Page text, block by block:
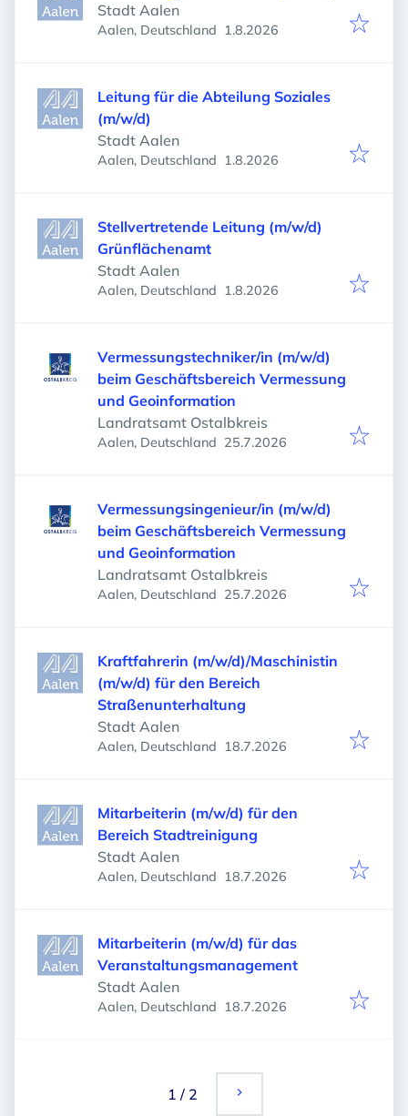
Stadt Aalen
Aalen, Deutschland Veröffentlicht
1.8.2026
Leitung für die Abteilung Soziales
(m/w/d)
Stadt Aalen
Aalen, Deutschland Veröffentlicht
1.8.2026
Stellvertretende Leitung (m/w/d)
Grünflächenamt
Stadt Aalen
Aalen, Deutschland Veröffentlicht
1.8.2026
Vermessungstechniker/in (m/w/d)
beim Geschäftsbereich Vermessung
und Geoinformation
Landratsamt Ostalbkreis
Aalen, Deutschland Veröffentlicht
25.7.2026
Vermessungsingenieur/in (m/w/d)
beim Geschäftsbereich Vermessung
und Geoinformation
Landratsamt Ostalbkreis
Aalen, Deutschland Veröffentlicht
25.7.2026
Kraftfahrerin (m/w/d)/Maschinistin
(m/w/d) für den Bereich
Straßenunterhaltung
Stadt Aalen
Aalen, Deutschland Veröffentlicht
18.7.2026
Mitarbeiterin (m/w/d) für den
Bereich Stadtreinigung
Stadt Aalen
Aalen, Deutschland Veröffentlicht
18.7.2026
Mitarbeiterin (m/w/d) für das
Veranstaltungsmanagement
Stadt Aalen
Aalen, Deutschland Veröffentlicht
18.7.2026
1 / 2